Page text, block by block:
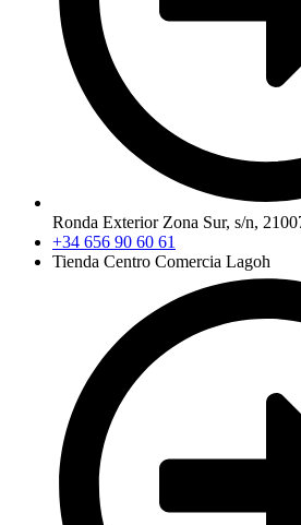
Ronda Exterior Zona Sur, s/n,
+34 656 90 60 61
Tienda Centro Comercia Lagoh